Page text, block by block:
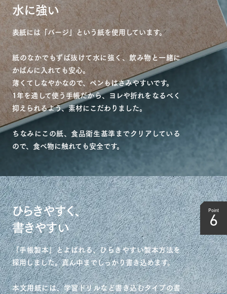
水に強い
表紙には「バージ」という紙を使用しています。
紙のなかでもずば抜けて水に強く、飲み物と一緒に
かばんに入れても安心。
薄くてしなやかなので、ペンもはさみやすいです。
1年を通して使う手帳だから、ヨレや折れをなるべく
抑えられるよう、素材にこだわりました。
ちなみにこの紙、食品衛生基準までクリアしている
ので、食べ物に触れても安全です。
Point
6
ひらきやすく、
書きやすい
「手帳製本」とよばれる、ひらきやすい製本方法を
採用しました。真ん中までしっかり書き込めます。
本文用紙には、学習ドリルなど書き込むタイプの書